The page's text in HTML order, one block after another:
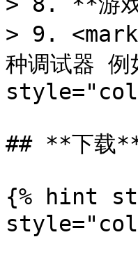
> 9.
种调试器
## **下载
{% hint